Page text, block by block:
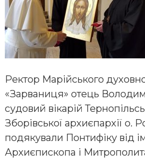
Ректор Марійського
«Зарваниця» отець
судовий вікарій
Зборівської архиєпархії о.
подякували Понтифіку від
Архиєпископа і